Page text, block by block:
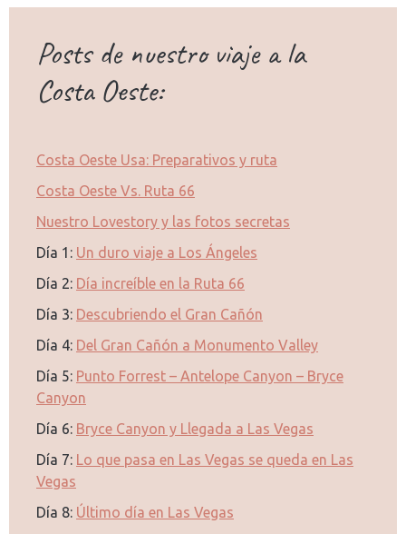
Posts de nuestro viaje a la
Costa Oeste:
Costa Oeste Usa: Preparativos y ruta
Costa Oeste Vs. Ruta 66
Nuestro Lovestory y las fotos secretas
Día 1: Un duro viaje a Los Ángeles
Día 2: Día increíble en la Ruta 66
Día 3: Descubriendo el Gran Cañón
Día 4: Del Gran Cañón a Monumento Valley
Día 5: Punto Forrest – Antelope Canyon – Bryce
Canyon
Día 6: Bryce Canyon y Llegada a Las Vegas
Día 7: Lo que pasa en Las Vegas se queda en Las
Vegas
Día 8: Último día en Las Vegas